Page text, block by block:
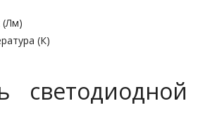
(Лм)
(К)
светодиодной